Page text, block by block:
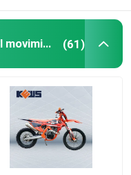
4 motocicletas de Enduro del movimiento (61)